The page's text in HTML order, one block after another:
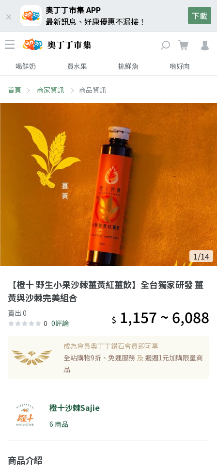
奧丁丁市集 APP
最新訊息、好康優惠不漏接！
下載
喝鮮奶 買水果 挑鮮魚 啃好肉
首頁 商家資訊 商品資訊
1/14
【橙十 野生小果沙棘薑黃紅薑飲】全台獨家研發 薑
黃與沙棘完美組合
賣出 0
0 0評論 $ 1,157 ~ 6,088
成為會員奧丁丁鑽石會員即可享
全站購物9折、免運服務 及 週週1元加購限量商
品
橙十沙棘Sajie
6 商品
商品介紹